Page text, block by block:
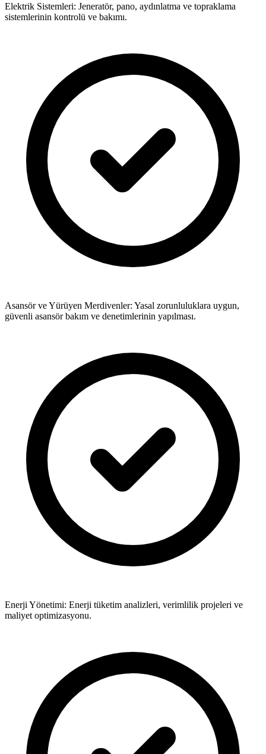
Elektrik Sistemleri: Jeneratör, pano, aydınlatma ve topraklama
sistemlerinin kontrolü ve bakımı.
Asansör ve Yürüyen Merdivenler: Yasal zorunluluklara uygun,
güvenli asansör bakım ve denetimlerinin yapılması.
Enerji Yönetimi: Enerji tüketim analizleri, verimlilik projeleri ve
maliyet optimizasyonu.